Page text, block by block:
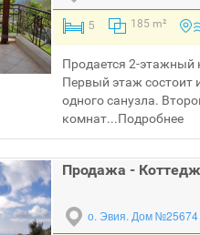
5 185 m²
Продается 2-этажный
Первый этаж состоит
одного санузла.
комнат...Подробнее
Продажа - Коттедж
о. Эвия. Дом №25674